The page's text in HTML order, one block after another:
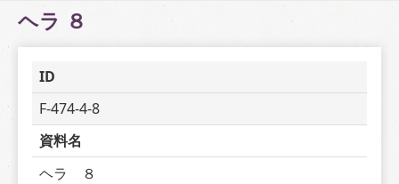
ヘラ ８
ID
F-474-4-8
資料名
ヘラ　８